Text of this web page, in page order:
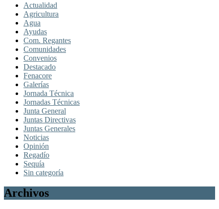
Actualidad
Agricultura
Agua
Ayudas
Com. Regantes
Comunidades
Convenios
Destacado
Fenacore
Galerías
Jornada Técnica
Jornadas Técnicas
Junta General
Juntas Directivas
Juntas Generales
Noticias
Opinión
Regadío
Sequía
Sin categoría
Archivos